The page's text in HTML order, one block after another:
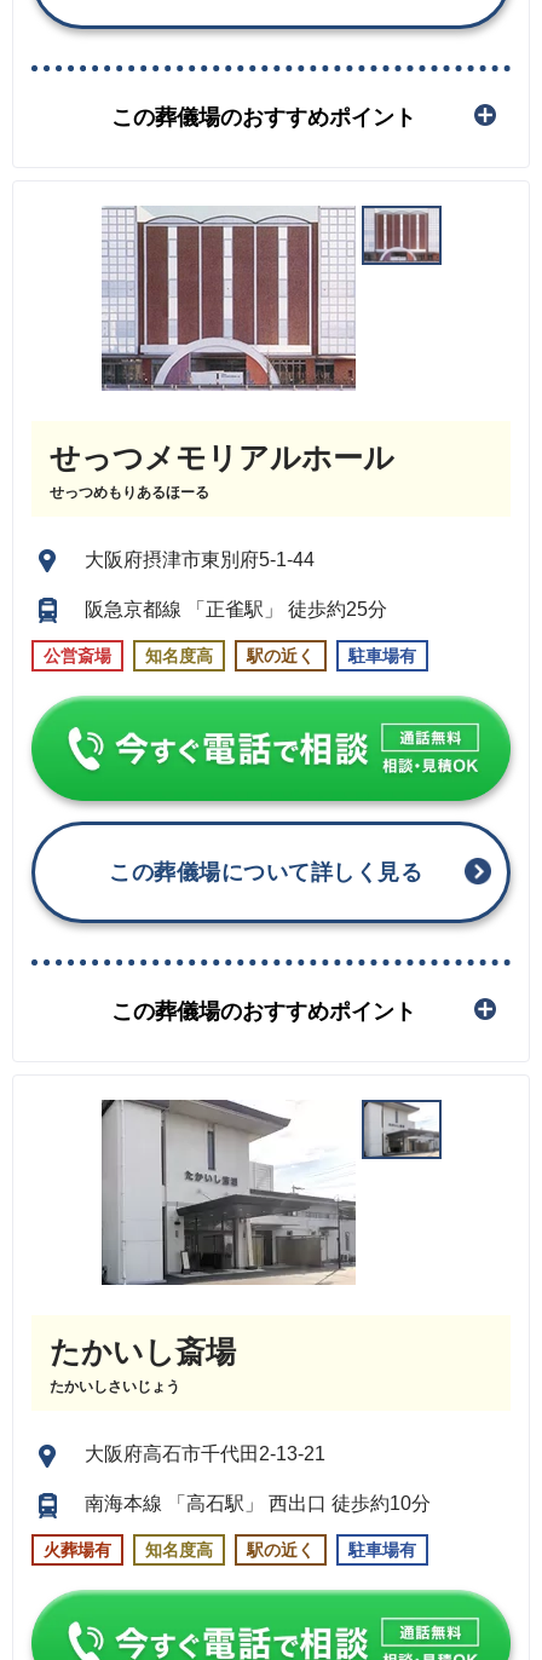
この葬儀場のおすすめポイント
せっつメモリアルホール
せっつめもりあるほーる
大阪府摂津市東別府5-1-44
阪急京都線 「正雀駅」 徒歩約25分
公営斎場 知名度高 駅の近く 駐車場有
この葬儀場について詳しく見る
この葬儀場のおすすめポイント
たかいし斎場
たかいしさいじょう
大阪府高石市千代田2-13-21
南海本線 「高石駅」 西出口 徒歩約10分
火葬場有 知名度高 駅の近く 駐車場有